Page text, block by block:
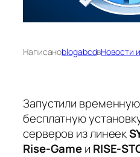
НаписаноblogabcdвНовости
Запустили
бесплатную
серверов из линеек
Rise-Gameи RISE-